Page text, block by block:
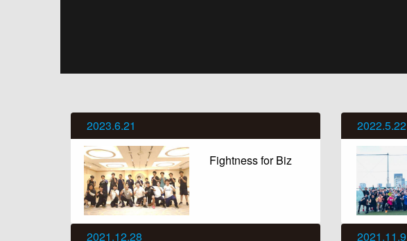
2023.6.21
Fightness for Biz
2022.5.22
2021.12.28 2021.11.9